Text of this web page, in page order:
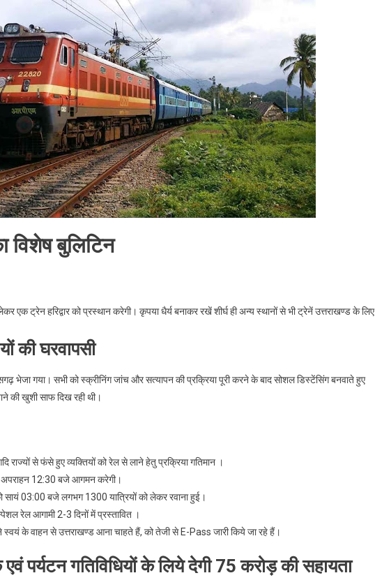
ट्रेन,प्रवासी,who,पर्यटन
पढे
और
भी
है
क्या
है
।।
Web
News
।।
विशेष बुलिटिन
एक ट्रेन हरिद्वार को प्रस्थान करेगी। कृपया धैर्य बनाकर रखें शीर्घ ही अन्य स्थानों से भी ट्रेनें उत्तराखण्ड के लिए
की घरवापसी
भेजा गया। सभी को स्क्रीनिंग जांच और सत्यापन की प्रक्रिया पूरी करने के बाद सोशल डिस्टेंसिंग बनवाते हुए
की खुशी साफ दिख रही थी।
राज्यों से फंसे हुए व्यक्तियों को रेल से लाने हेतु प्रक्रिया गतिमान ।
12:30 बजे आगमन करेगी।
03:00 बजे लगभग 1300 यात्रियों को लेकर रवाना हुई।
रेल आगामी 2-3 दिनों में प्रस्तावित ।
स्वयं के वाहन से उत्तराखण्ड आना चाहते हैं, को तेजी से E-Pass जारी किये जा रहे हैं।
पर्यटन गतिविधियों के लिये देगी 75 करोड़ की सहायता